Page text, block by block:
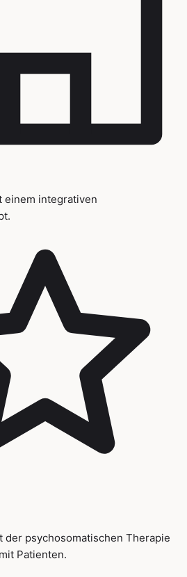
einem integrativen
der psychosomatischen Therapie
Patienten.